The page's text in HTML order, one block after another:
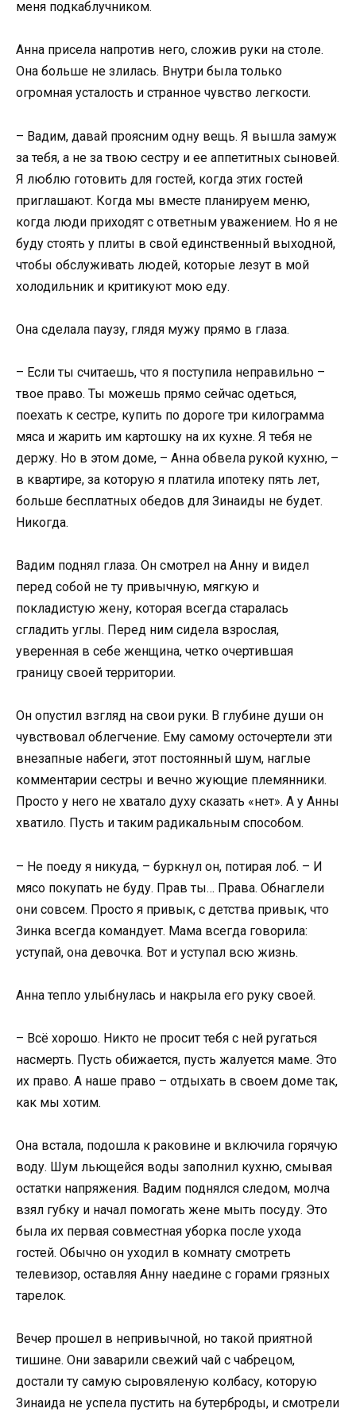
меня подкаблучником.
Анна присела напротив него, сложив руки на столе.
Она больше не злилась. Внутри была только
огромная усталость и странное чувство легкости.
– Вадим, давай проясним одну вещь. Я вышла замуж
за тебя, а не за твою сестру и ее аппетитных сыновей.
Я люблю готовить для гостей, когда этих гостей
приглашают. Когда мы вместе планируем меню,
когда люди приходят с ответным уважением. Но я не
буду стоять у плиты в свой единственный выходной,
чтобы обслуживать людей, которые лезут в мой
холодильник и критикуют мою еду.
Она сделала паузу, глядя мужу прямо в глаза.
– Если ты считаешь, что я поступила неправильно –
твое право. Ты можешь прямо сейчас одеться,
поехать к сестре, купить по дороге три килограмма
мяса и жарить им картошку на их кухне. Я тебя не
держу. Но в этом доме, – Анна обвела рукой кухню, –
в квартире, за которую я платила ипотеку пять лет,
больше бесплатных обедов для Зинаиды не будет.
Никогда.
Вадим поднял глаза. Он смотрел на Анну и видел
перед собой не ту привычную, мягкую и
покладистую жену, которая всегда старалась
сгладить углы. Перед ним сидела взрослая,
уверенная в себе женщина, четко очертившая
границу своей территории.
Он опустил взгляд на свои руки. В глубине души он
чувствовал облегчение. Ему самому осточертели эти
внезапные набеги, этот постоянный шум, наглые
комментарии сестры и вечно жующие племянники.
Просто у него не хватало духу сказать «нет». А у Анны
хватило. Пусть и таким радикальным способом.
– Не поеду я никуда, – буркнул он, потирая лоб. – И
мясо покупать не буду. Прав ты… Права. Обнаглели
они совсем. Просто я привык, с детства привык, что
Зинка всегда командует. Мама всегда говорила:
уступай, она девочка. Вот и уступал всю жизнь.
Анна тепло улыбнулась и накрыла его руку своей.
– Всё хорошо. Никто не просит тебя с ней ругаться
насмерть. Пусть обижается, пусть жалуется маме. Это
их право. А наше право – отдыхать в своем доме так,
как мы хотим.
Она встала, подошла к раковине и включила горячую
воду. Шум льющейся воды заполнил кухню, смывая
остатки напряжения. Вадим поднялся следом, молча
взял губку и начал помогать жене мыть посуду. Это
была их первая совместная уборка после ухода
гостей. Обычно он уходил в комнату смотреть
телевизор, оставляя Анну наедине с горами грязных
тарелок.
Вечер прошел в непривычной, но такой приятной
тишине. Они заварили свежий чай с чабрецом,
достали ту самую сыровяленую колбасу, которую
Зинаида не успела пустить на бутерброды, и смотрели